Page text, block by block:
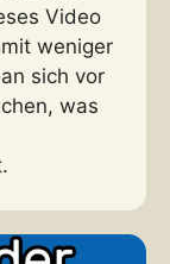
Video
weniger
sich vor
was